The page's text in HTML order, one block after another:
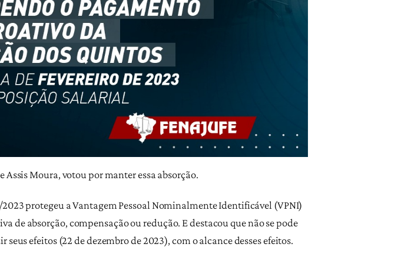
Assis Moura, votou por manter essa absorção.
2023 protegeu a Vantagem Pessoal Nominalmente Identificável (VPNI)
absorção, compensação ou redução. E destacou que não se pode
efeitos (22 de dezembro de 2023), com o alcance desses efeitos.